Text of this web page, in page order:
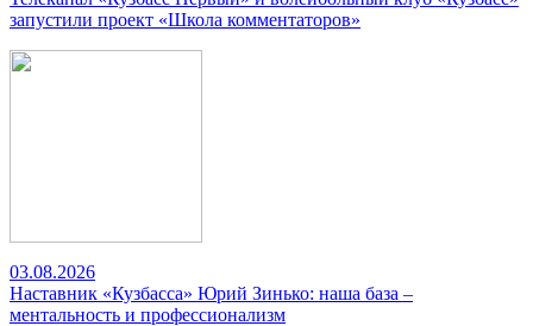
запустили проект «Школа комментаторов»
03.08.2026
Наставник «Кузбасса» Юрий Зинько: наша база –
ментальность и профессионализм